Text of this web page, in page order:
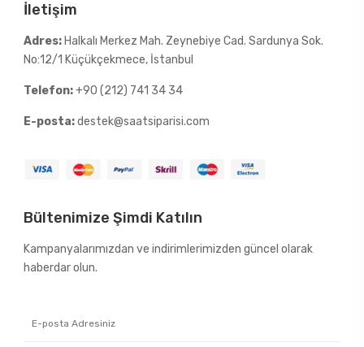
İletişim
Adres: Halkalı Merkez Mah. Zeynebiye Cad. Sardunya Sok.
No:12/1 Küçükçekmece, İstanbul
Telefon:+90 (212) 741 34 34
E-posta:destek@saatsiparisi.com
Bültenimize Şimdi Katılın
Kampanyalarımızdan ve indirimlerimizden güncel olarak
haberdar olun.